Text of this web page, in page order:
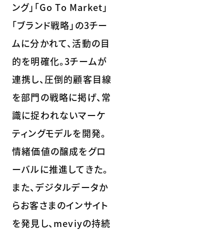
ング」「Go To Market」
「ブランド戦略」の3チー
ムに分かれて、活動の目
的を明確化。3チームが
連携し、圧倒的顧客目線
を部門の戦略に掲げ、常
識に捉われないマーケ
ティングモデルを開発。
情緒価値の醸成をグロ
ーバルに推進してきた。
また、デジタルデータか
らお客さまのインサイト
を発見し、meviyの持続